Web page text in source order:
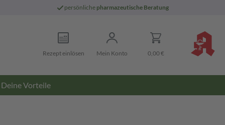
persönliche pharmazeutische Beratung
Rezept einlösen Mein Konto 0,00 €
Deine Vorteile